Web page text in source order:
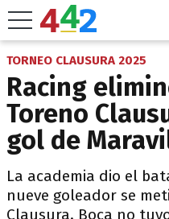
TORNEO CLAUSURA 2025
Racing
Toreno
gol de
La academia dio el
nueve goleador se
Clausura. Boca no